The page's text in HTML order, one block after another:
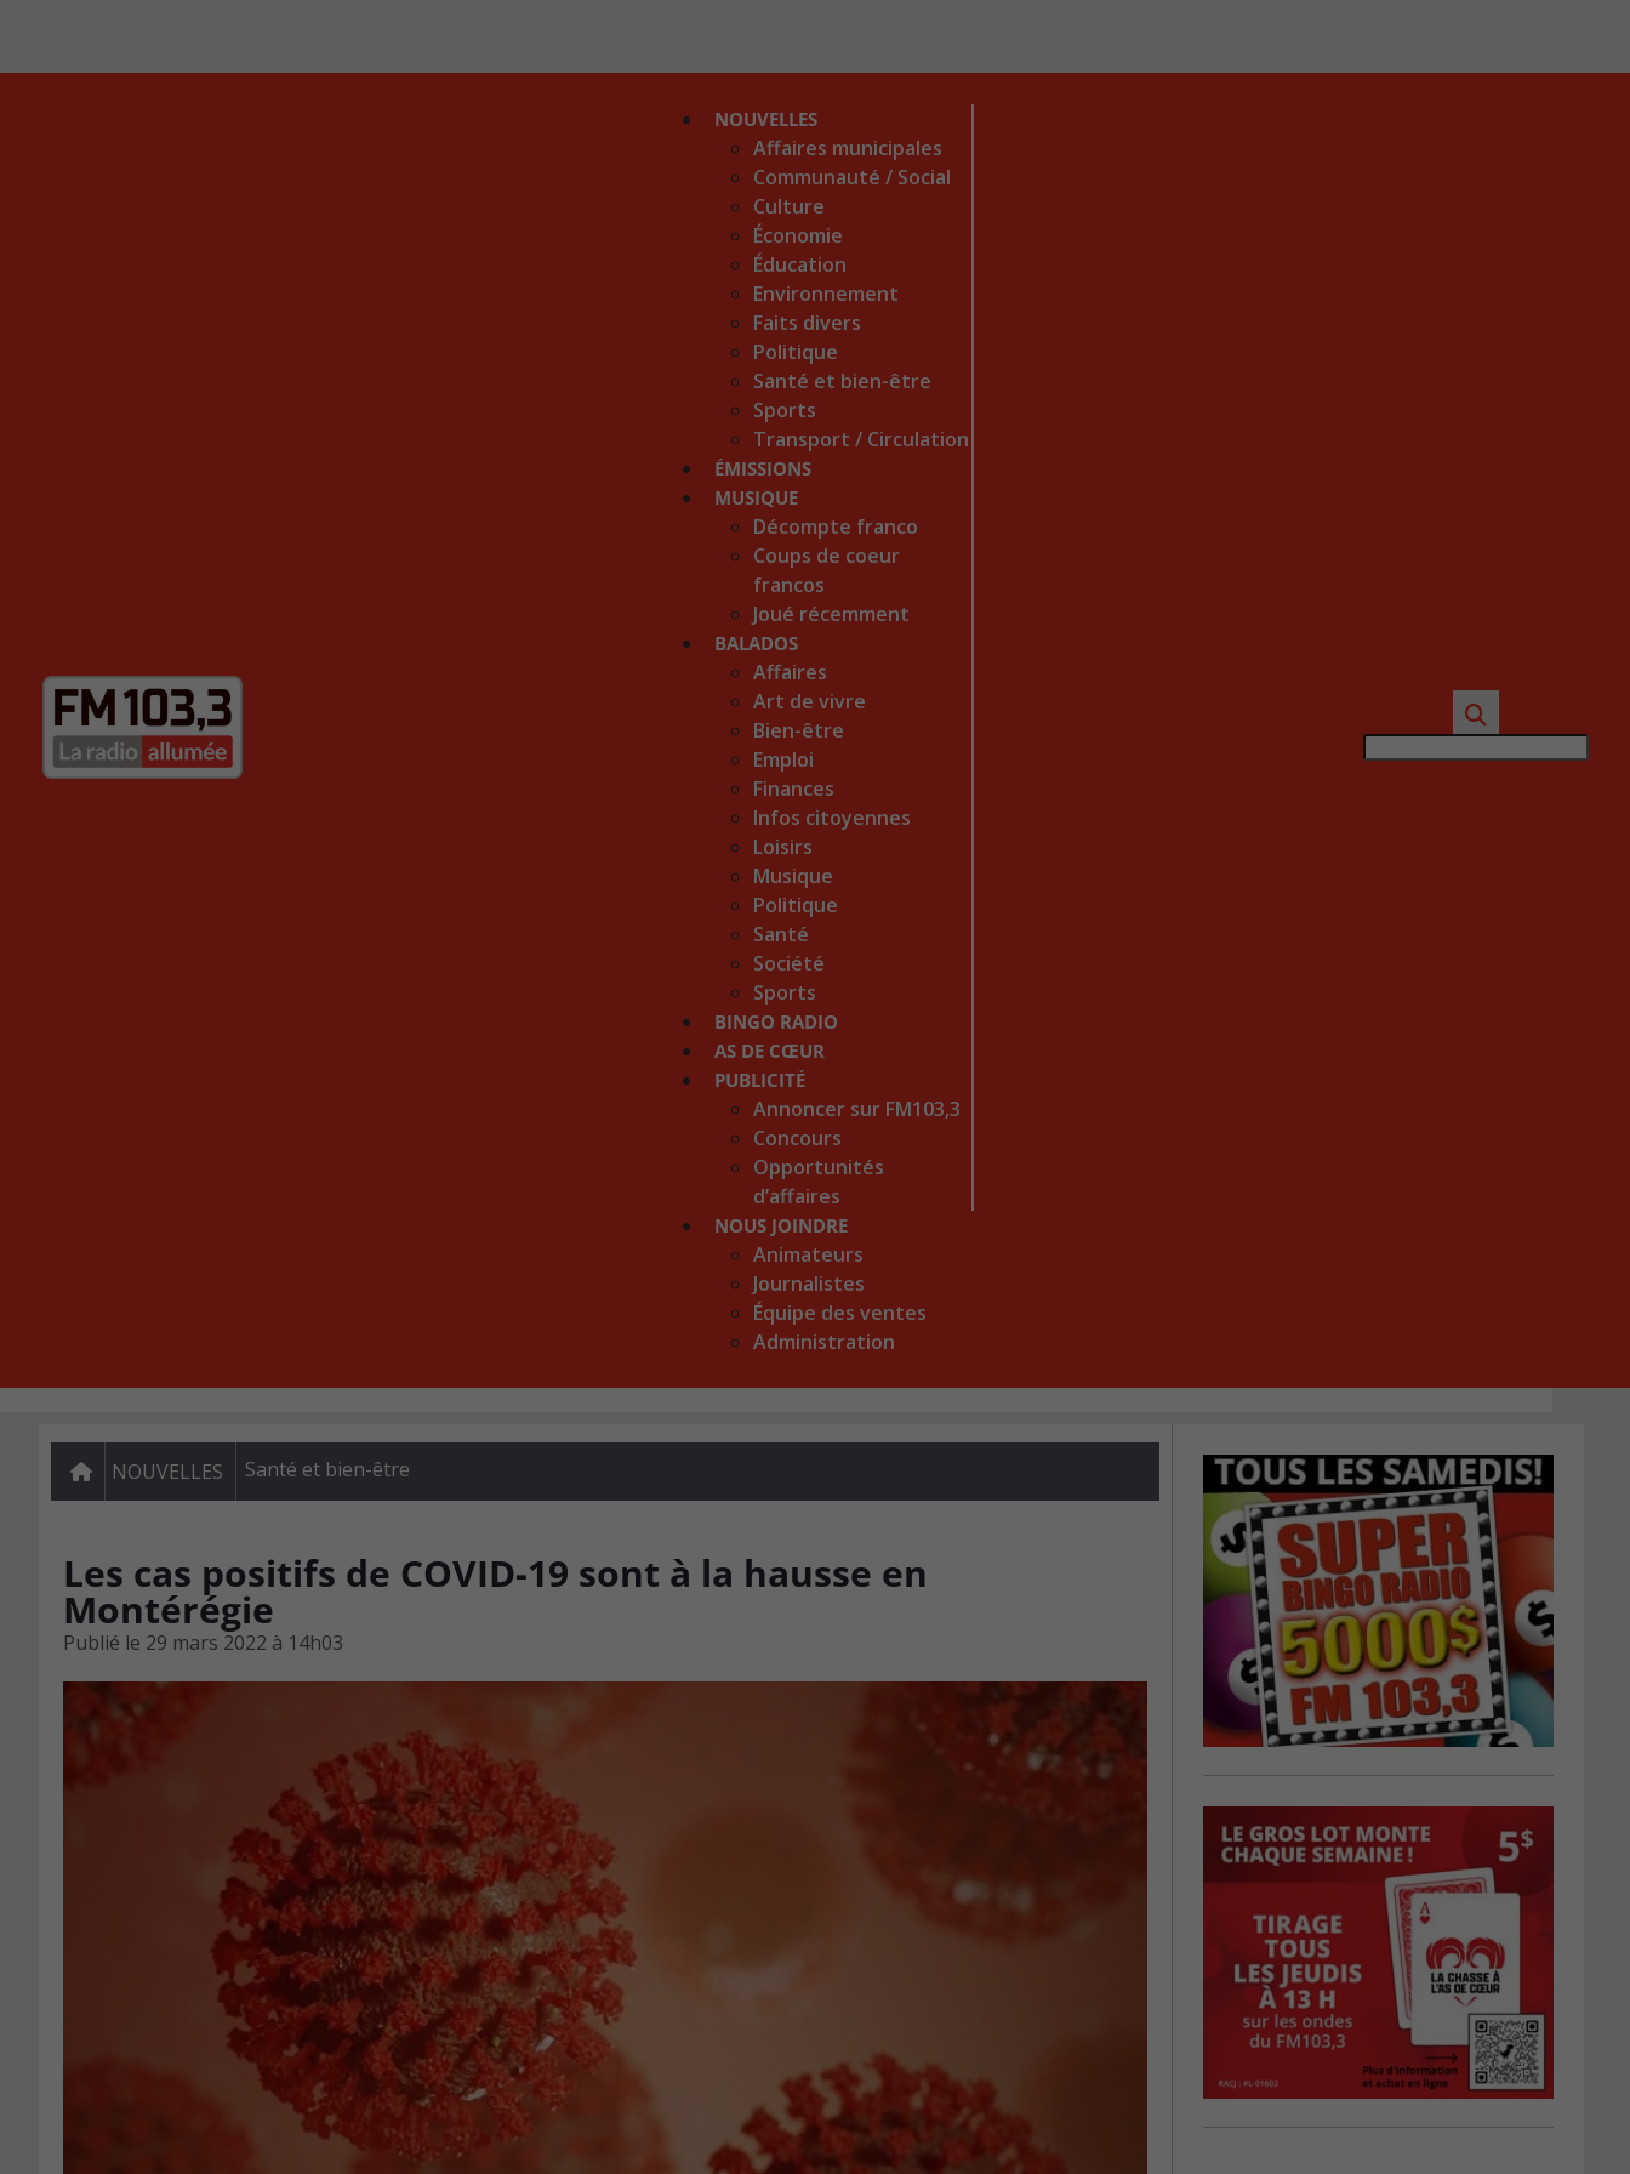
NOUVELLES
Affaires municipales
Communauté / Social
Culture
Économie
Éducation
Environnement
Faits divers
Politique
Santé et bien-être
Sports
Transport / Circulation
ÉMISSIONS
MUSIQUE
Décompte franco
Coups de coeur
francos
Joué récemment
BALADOS
Affaires
Art de vivre
Bien-être
Emploi
Finances
Infos citoyennes
Loisirs
Musique
Politique
Santé
Société
Sports
BINGO RADIO
AS DE CŒUR
PUBLICITÉ
Annoncer sur FM103,3
Concours
Opportunités
d’affaires
NOUS JOINDRE
Animateurs
Journalistes
Équipe des ventes
Administration
NOUVELLES Santé et bien-être
Les cas positifs de COVID-19 sont à la hausse en
Montérégie
Publié le 29 mars 2022 à 14h03